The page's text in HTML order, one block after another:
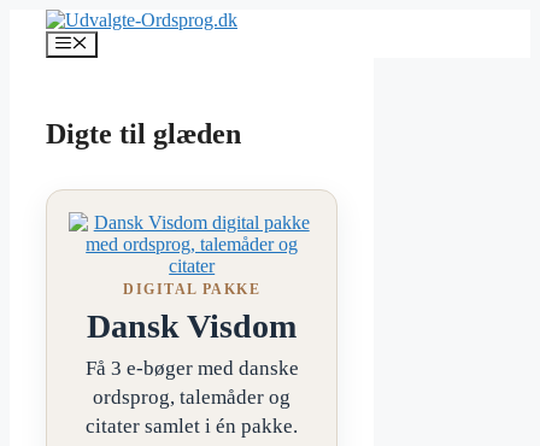
indhold
Menu
Digte til glæden
DIGITAL PAKKE
Dansk Visdom
Få 3 e-bøger med danske
ordsprog, talemåder og
citater samlet i én pakke.